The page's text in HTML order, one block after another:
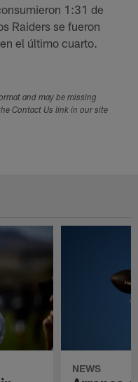
1:31 de
Raiders se fueron
el último cuarto.
and may be missing
Contact Us link in our site
NEWS